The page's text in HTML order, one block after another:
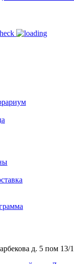
д. 5 пом 13/